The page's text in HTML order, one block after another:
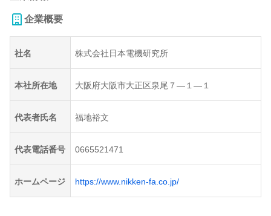
企業概要
社名 株式会社日本電機研究所
本社所在地 大阪府大阪市大正区泉尾７―１―１
代表者氏名 福地裕文
代表電話番号 0665521471
ホームページ https://www.nikken-fa.co.jp/